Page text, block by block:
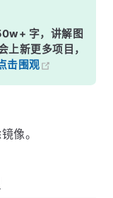
字，讲解图
上新更多项目，
击围观
像。